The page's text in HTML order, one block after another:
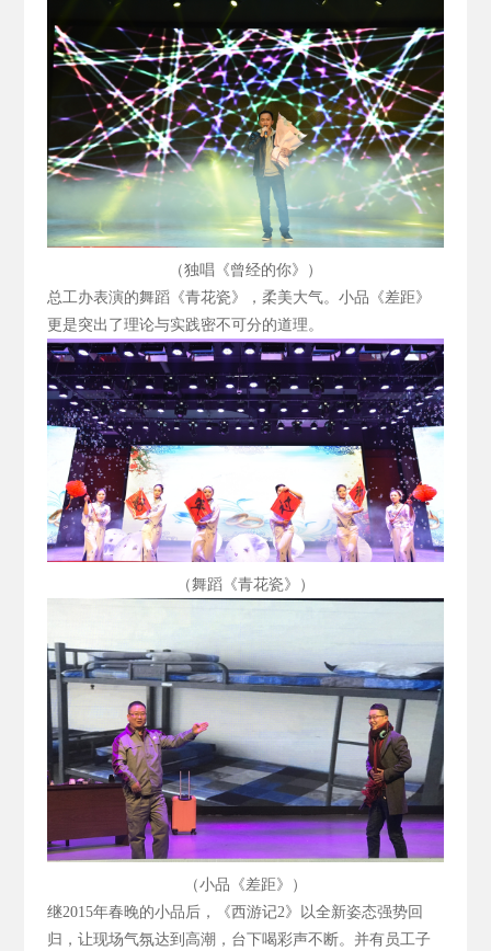
（独唱《曾经的你》）
总工办表演的舞蹈《青花瓷》，柔美大气。小品《差距》
更是突出了理论与实践密不可分的道理。
（舞蹈《青花瓷》）
（小品《差距》）
继2015年春晚的小品后，《西游记2》以全新姿态强势回
归，让现场气氛达到高潮，台下喝彩声不断。并有员工子